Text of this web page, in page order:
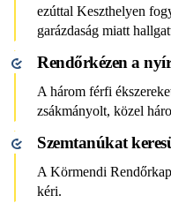
ezúttal Keszthelyen
garázdaság miatt
Rendőrkézen a
A három férfi
zsákmányolt, közel
Szemtanúkat
A Körmendi
kéri.